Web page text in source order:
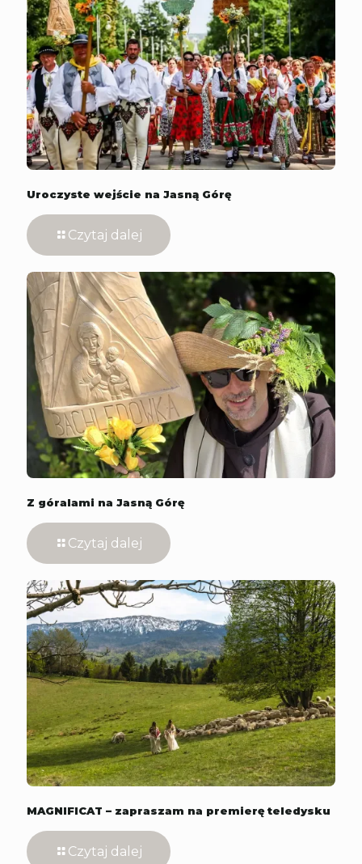
Uroczyste wejście na Jasną Górę
Czytaj dalej
Z góralami na Jasną Górę
Czytaj dalej
MAGNIFICAT – zapraszam na premierę teledysku
Czytaj dalej